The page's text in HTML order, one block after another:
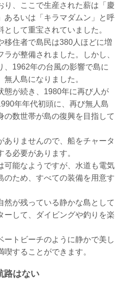
り、ここで生産された薪は「慶
あるいは「キラマダムン」と呼
して重宝されていました。
移住者で島民は380人ほどに増
が整備されました。しかし、
、1962年の台風の影響で島に
人島になりました。
態が続き、1980年に再び人が
年年代初頭に、再び無人島
の数世帯が島の復興を目指して
ありませんので、船をチャータ
必要があります。
可能なようですが、水道も電気
のため、すべての装備を用意す
然が残っている静かな島として
ーして、ダイビングや釣りを楽
ートビーチのように静かで美し
することができます。
はない